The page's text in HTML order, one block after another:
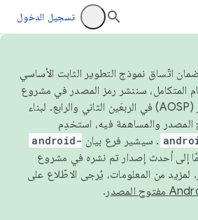
تسجيل الدخول
من عام 2026، ولضمان اتّساق نموذج التطوير الثابت الأساسي
المتكامل، سننشر رمز المصدر في مشروع
Android مفتوح المصدر (AOSP) في الربعَين الثاني والرابع. لبناء
. سيشير فرع بيان android-
إلى أحدث إصدار تم نشره في مشروع
.